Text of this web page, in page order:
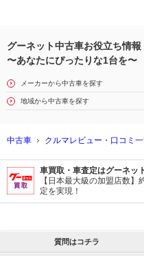
グーネット中古車お役立ち情報
〜あなたにぴったりな1台を〜
メーカーから中古車を探す
地域から中古車を探す
中古車 クルマレビュー・口コミ
車買取・車査定はグーネ
【日本最大級の加盟店数
定を実現！
質問はコチラ